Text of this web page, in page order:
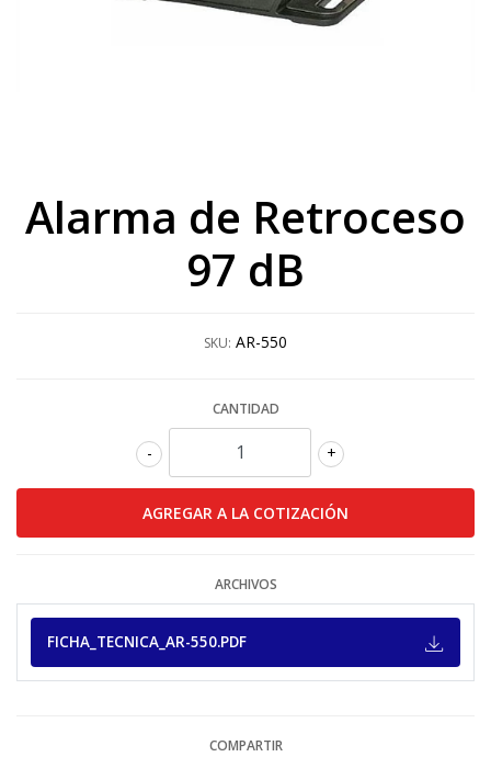
Alarma de Retroceso
97 dB
SKU: AR-550
CANTIDAD
+
-
ARCHIVOS
FICHA_TECNICA_AR-550.PDF
COMPARTIR